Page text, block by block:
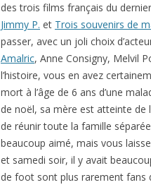
des trois films français du
Jimmy P. et Trois souvenirs de
passer, avec un joli choix
Amalric, Anne Consigny, Melvil
l’histoire, vous en avez
mort à l’âge de 6 ans d’une
de noël, sa mère est atteinte de
de réunir toute la famille
beaucoup aimé, mais vous
et samedi soir, il y avait
de foot sont plus rarement fans